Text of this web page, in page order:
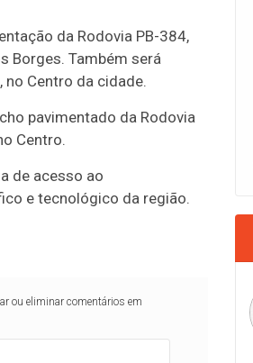
da Rodovia PB-384,
Borges. Também será
Centro da cidade.
pavimentado da Rodovia
Centro.
de acesso ao
e tecnológico da região.
ou eliminar comentários em